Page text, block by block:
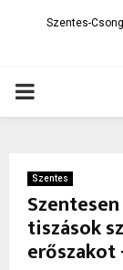
Szentes-
PRIMARY
Szentes
tiszások
erőszakot